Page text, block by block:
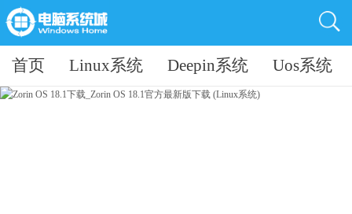
首页 Linux系统 Deepin系统 Uos系统